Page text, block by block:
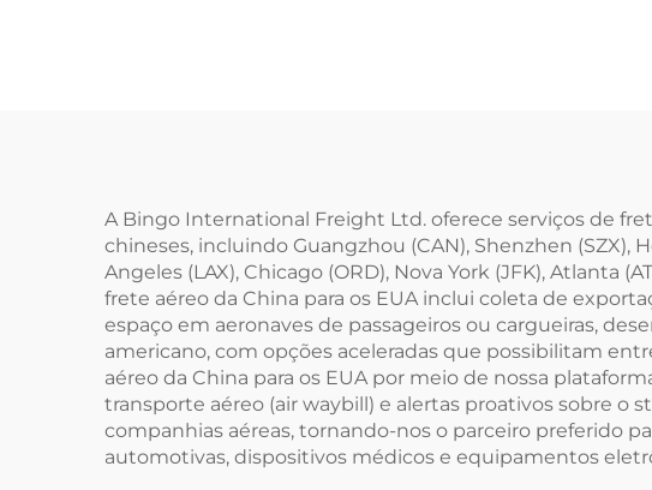
A Bingo International Freight Ltd. oferece serviços de
chineses, incluindo Guangzhou (CAN), Shenzhen (SZX),
Angeles (LAX), Chicago (ORD), Nova York (JFK), Atlanta
frete aéreo da China para os EUA inclui coleta de
espaço em aeronaves de passageiros ou cargueiras,
americano, com opções aceleradas que possibilitam
aéreo da China para os EUA por meio de nossa
transporte aéreo (air waybill) e alertas proativos sobre o
companhias aéreas, tornando-nos o parceiro preferido
automotivas, dispositivos médicos e equipamentos